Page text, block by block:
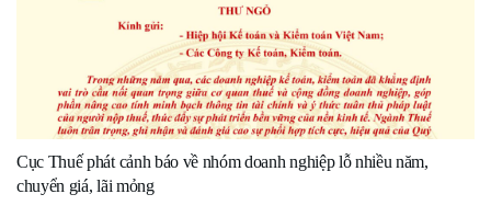
Cục Thuế phát cảnh báo về nhóm doanh nghiệp lỗ nhiều năm,
chuyển giá, lãi mỏng